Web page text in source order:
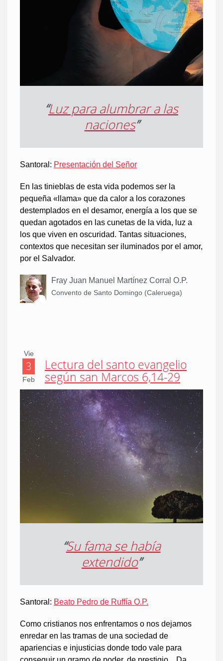
“Luz para alumbrar a las
naciones”
Santoral: Presentación del Señor
En las tinieblas de esta vida podemos ser la
pequeña «llama» que da calor a los corazones
destemplados en el desamor, energía a los que se
quedan agotados en las cunetas de la vida, luz a
los que viven en oscuridad. Tantas situaciones,
contextos que necesitan ser iluminados por el amor,
por el Salvador.
Fray Juan Manuel Martínez Corral O.P.
Convento de Santo Domingo (Caleruega)
Vie
3
Feb
Lectura del santo evangelio
según san Marcos 6,14-29
“Su fama se había
extendido”
Santoral: Beato Pedro de Ruffía O.P.
Como cristianos nos enfrentamos o nos dejamos
enredar en las tramas de una sociedad de
apariencias e injusticias donde todo vale para